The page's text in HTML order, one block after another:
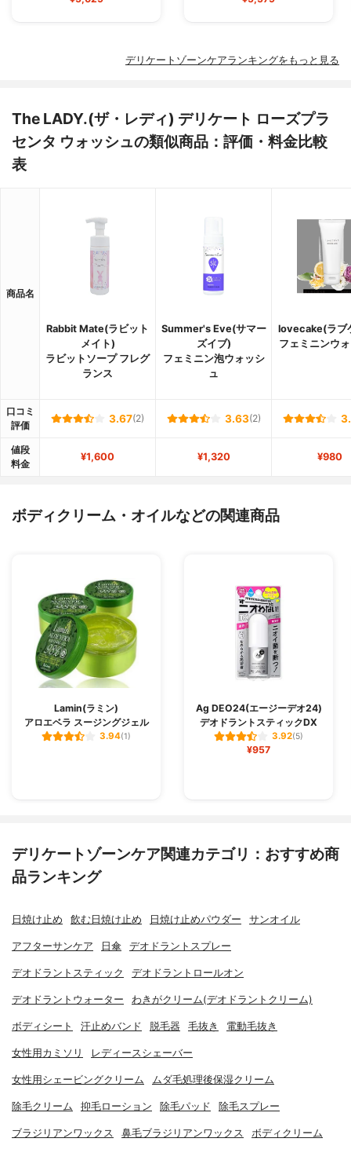
デリケートゾーンケアランキングをもっと見る
The LADY.(ザ・レディ) デリケート ローズプラ
センタ ウォッシュの類似商品：評価・料金比較
表
商品名
Rabbit Mate(ラビット
メイト)
ラビットソープ フレグ
ランス
Summer's Eve(サマー
ズイブ)
フェミニン泡ウォッシ
ュ
lovecake(ラブ
フェミニンウ
口コミ
評価
3.67(2) 3.63(2)
値段
料金
¥1,600 ¥1,320 ¥980
ボディクリーム・オイルなどの関連商品
Lamin(ラミン)
アロエベラ スージングジェル
3.94(1)
Ag DEO24(エージーデオ24)
デオドラントスティックDX
3.92(5)
¥957
デリケートゾーンケア関連カテゴリ：おすすめ商
品ランキング
日焼け止め 飲む日焼け止め 日焼け止めパウダー サンオイル
アフターサンケア 日傘 デオドラントスプレー
デオドラントスティック デオドラントロールオン
デオドラントウォーター わきがクリーム(デオドラントクリーム)
ボディシート 汗止めバンド 脱毛器 毛抜き 電動毛抜き
女性用カミソリ レディースシェーバー
女性用シェービングクリーム ムダ毛処理後保湿クリーム
除毛クリーム 抑毛ローション 除毛パッド 除毛スプレー
ブラジリアンワックス 鼻毛ブラジリアンワックス ボディクリーム